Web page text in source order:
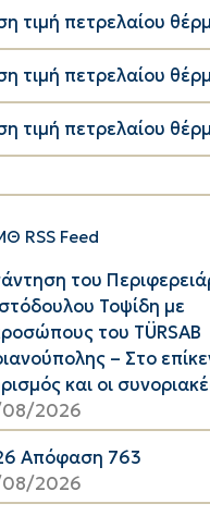
τιμή πετρελαίου
τιμή πετρελαίου
τιμή πετρελαίου
RSS Feed
του
Τοψίδη με
του TÜRSAB
– Στο
και οι
2026
Απόφαση 763
2026